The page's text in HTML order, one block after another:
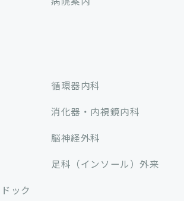
循環器内科
消化器・内視鏡内科
脳神経外科
足科（インソール）外来
ック